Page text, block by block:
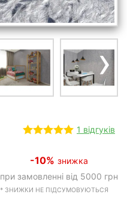
›
1 відгуків
-10% знижка
при замовленні від 5000 грн
* ЗНИЖКИ НЕ ПІДСУМОВУЮТЬСЯ